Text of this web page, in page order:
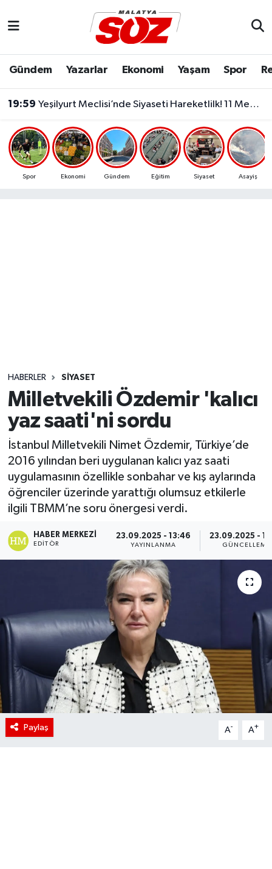
Gündem Yazarlar Ekonomi Yaşam Spor
19:59 Yeşilyurt Meclisi’nde Siyaseti Hareketlilk! 11 Meclis Üyesi Yeni Parti’ye Katıldı..
Spor Ekonomi Gündem Eğitim Siyaset Asayiş
HABERLER SIYASET
Milletvekili Özdemir 'kalıcı
yaz saati'ni sordu
İstanbul Milletvekili Nimet Özdemir, Türkiye’de
2016 yılından beri uygulanan kalıcı yaz saati
uygulamasının özellikle sonbahar ve kış aylarında
öğrenciler üzerinde yarattığı olumsuz etkilerle
ilgili TBMM’ne soru önergesi verdi.
HABER MERKEZI
EDITÖR
23.09.2025 - 13:46
YAYINLANMA
23.09.2025 -
GÜNCELLEME
Paylaş A- A+
Dünya
Eğitim
Ekonomi
Yaşam
Malatya Nöbetçi Eczaneler
Malatya Namaz Vakitleri
Malatya Trafik Yoğunluk Haritası
Süper Lig Puan Durumu ve Fikstür